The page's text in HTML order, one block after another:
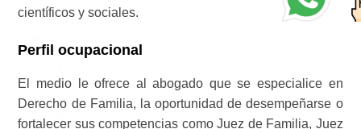
científicos y sociales.
Perfil ocupacional
El medio le ofrece al abogado que se especialice en
Derecho de Familia, la oportunidad de desempeñarse o
fortalecer sus competencias como Juez de Familia, Juez